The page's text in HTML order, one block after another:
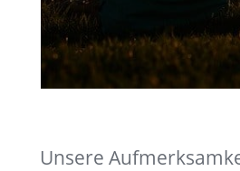
Unsere